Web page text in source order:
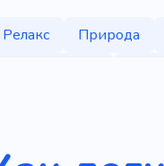
Релакс Природа